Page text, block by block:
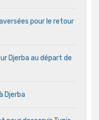
pour le retour
Djerba au départ de
Djerba